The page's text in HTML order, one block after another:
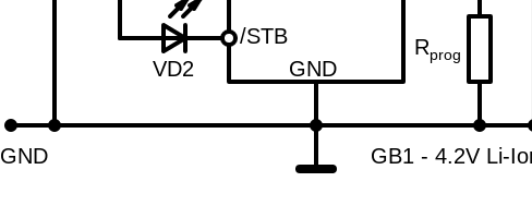
GND
GND
Rprog
GB1 - 4.2V Li-
VD2
/STB